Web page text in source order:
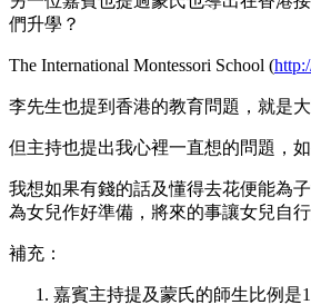
們升學？
The International Montessori School (
李先生也提到香港的教育問題，就是
但主持也提出我心裡一直想的問題，
我想如果有錢的話及懂得去花便能為
為女兒作好準備，將來的事讓女兒自
補充：
嘉賓主持提及蒙氏的師生比例是